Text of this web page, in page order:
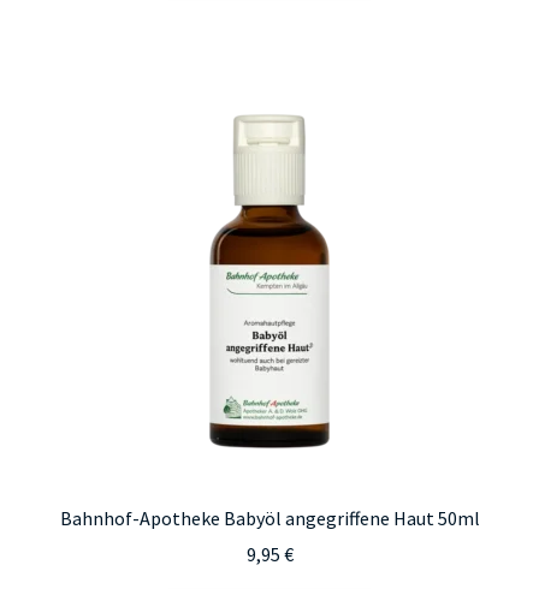
Bahnhof-Apotheke Babyöl angegriffene Haut 50ml
9,95 €